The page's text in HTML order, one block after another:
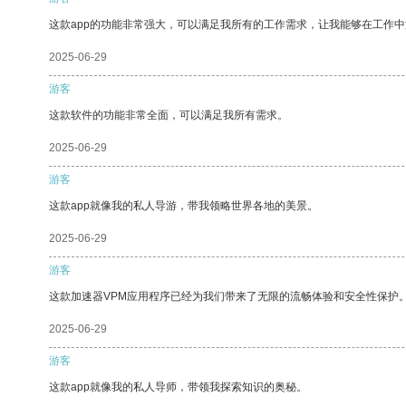
这款app的功能非常强大，可以满足我所有的工作需求，让我能够在工作中
2025-06-29
游客
这款软件的功能非常全面，可以满足我所有需求。
2025-06-29
游客
这款app就像我的私人导游，带我领略世界各地的美景。
2025-06-29
游客
这款加速器VPM应用程序已经为我们带来了无限的流畅体验和安全性保护。
2025-06-29
游客
这款app就像我的私人导师，带领我探索知识的奥秘。